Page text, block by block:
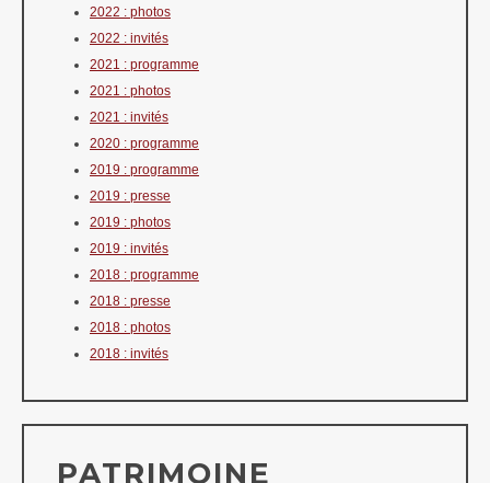
2022 : photos
2022 : invités
2021 : programme
2021 : photos
2021 : invités
2020 : programme
2019 : programme
2019 : presse
2019 : photos
2019 : invités
2018 : programme
2018 : presse
2018 : photos
2018 : invités
PATRIMOINE